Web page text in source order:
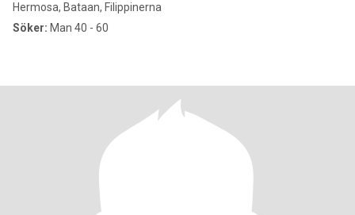
Hermosa, Bataan, Filippinerna
Söker: Man 40 - 60